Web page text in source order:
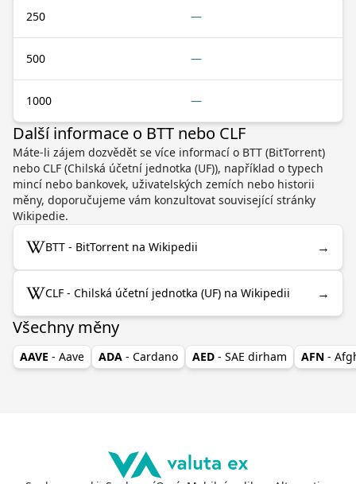
250 —
500 —
1000 —
Další informace o BTT nebo CLF
Máte-li zájem dozvědět se více informací o BTT (BitTorrent)
nebo CLF (Chilská účetní jednotka (UF)), například o typech
mincí nebo bankovek, uživatelských zemích nebo historii
měny, doporučujeme vám konzultovat související stránky
Wikipedie.
BTT - BitTorrent na Wikipedii →
CLF - Chilská účetní jednotka (UF) na Wikipedii →
Všechny měny
AAVE - Aave ADA - Cardano AED - SAE dirham AFN -